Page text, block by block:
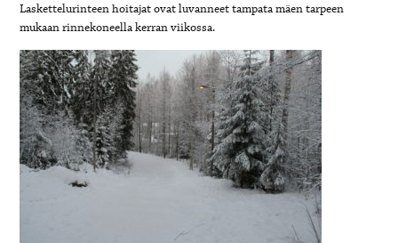
Laskettelurinteen hoitajat ovat luvanneet tampata mäen tarpeen
mukaan rinnekoneella kerran viikossa.